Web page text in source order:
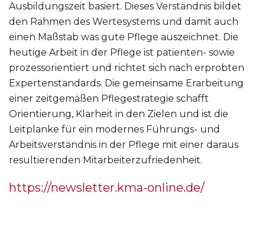
Ausbildungszeit basiert. Dieses Verständnis bildet
den Rahmen des Wertesystems und damit auch
einen Maßstab was gute Pflege auszeichnet. Die
heutige Arbeit in der Pflege ist patienten- sowie
prozessorientiert und richtet sich nach erprobten
Expertenstandards. Die gemeinsame Erarbeitung
einer zeitgemäßen Pflegestrategie schafft
Orientierung, Klarheit in den Zielen und ist die
Leitplanke für ein modernes Führungs- und
Arbeitsverständnis in der Pflege mit einer daraus
resultierenden Mitarbeiterzufriedenheit.
https://newsletter.kma-online.de/